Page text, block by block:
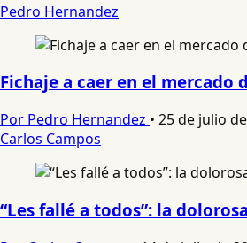
Pedro Hernandez
Fichaje a caer en el mercado
Por Pedro Hernandez • 25 de julio
Carlos Campos
“Les fallé a todos”: la